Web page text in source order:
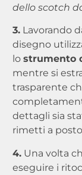
dello scotch
3.Lavorando
disegno
lo strumento
mentre si
trasparente
dettagli sia
rimetti a posto
4.Una volta
eseguire i